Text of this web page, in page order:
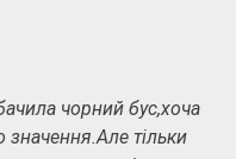
чорний бус,хоча
тільки